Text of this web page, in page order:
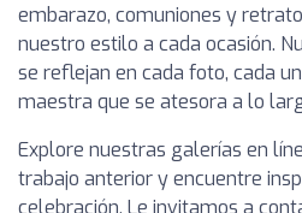
embarazo, comuniones y
nuestro estilo a cada ocasión.
se reflejan en cada foto, cada
maestra que se atesora a lo
Explore nuestras galerías en
trabajo anterior y encuentre
celebración. Le invitamos a